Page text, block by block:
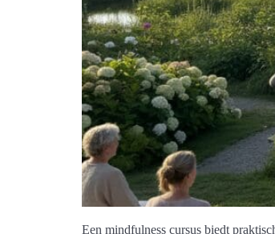
Een mindfulness cursus biedt